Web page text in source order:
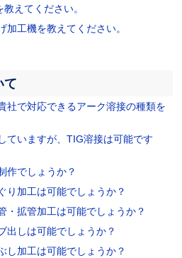
えてください。
加工機を教えてください。
て
社で対応できるアーク溶接の種類を
ていますが、TIG溶接は可能です
作でしょうか？
り加工は可能でしょうか？
・拡管加工は可能でしょうか？
出しは可能でしょうか？
し加工は可能でしょうか？